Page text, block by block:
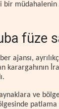
bir
füze
ajansı,
karargahının
ve